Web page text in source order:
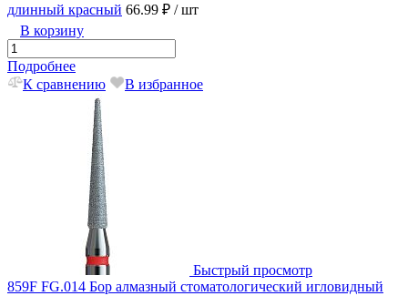
длинный красный 66.99 ₽ / шт
В корзину
Подробнее
К сравнению
В избранное
Быстрый просмотр
859F FG.014 Бор алмазный стоматологический игловидный